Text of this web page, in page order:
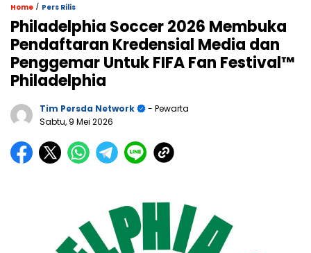
Home / Pers Rilis
Philadelphia Soccer 2026 Membuka
Pendaftaran Kredensial Media dan
Penggemar Untuk FIFA Fan Festival™
Philadelphia
Tim Persda Network
- Pewarta
Sabtu, 9 Mei 2026